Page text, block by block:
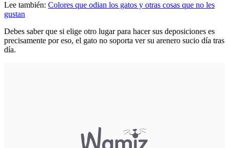
Lee también: Colores que odian los gatos y otras cosas que no les
gustan
Debes saber que si elige otro lugar para hacer sus deposiciones es
precisamente por eso, el gato no soporta ver su arenero sucio día tras
día.